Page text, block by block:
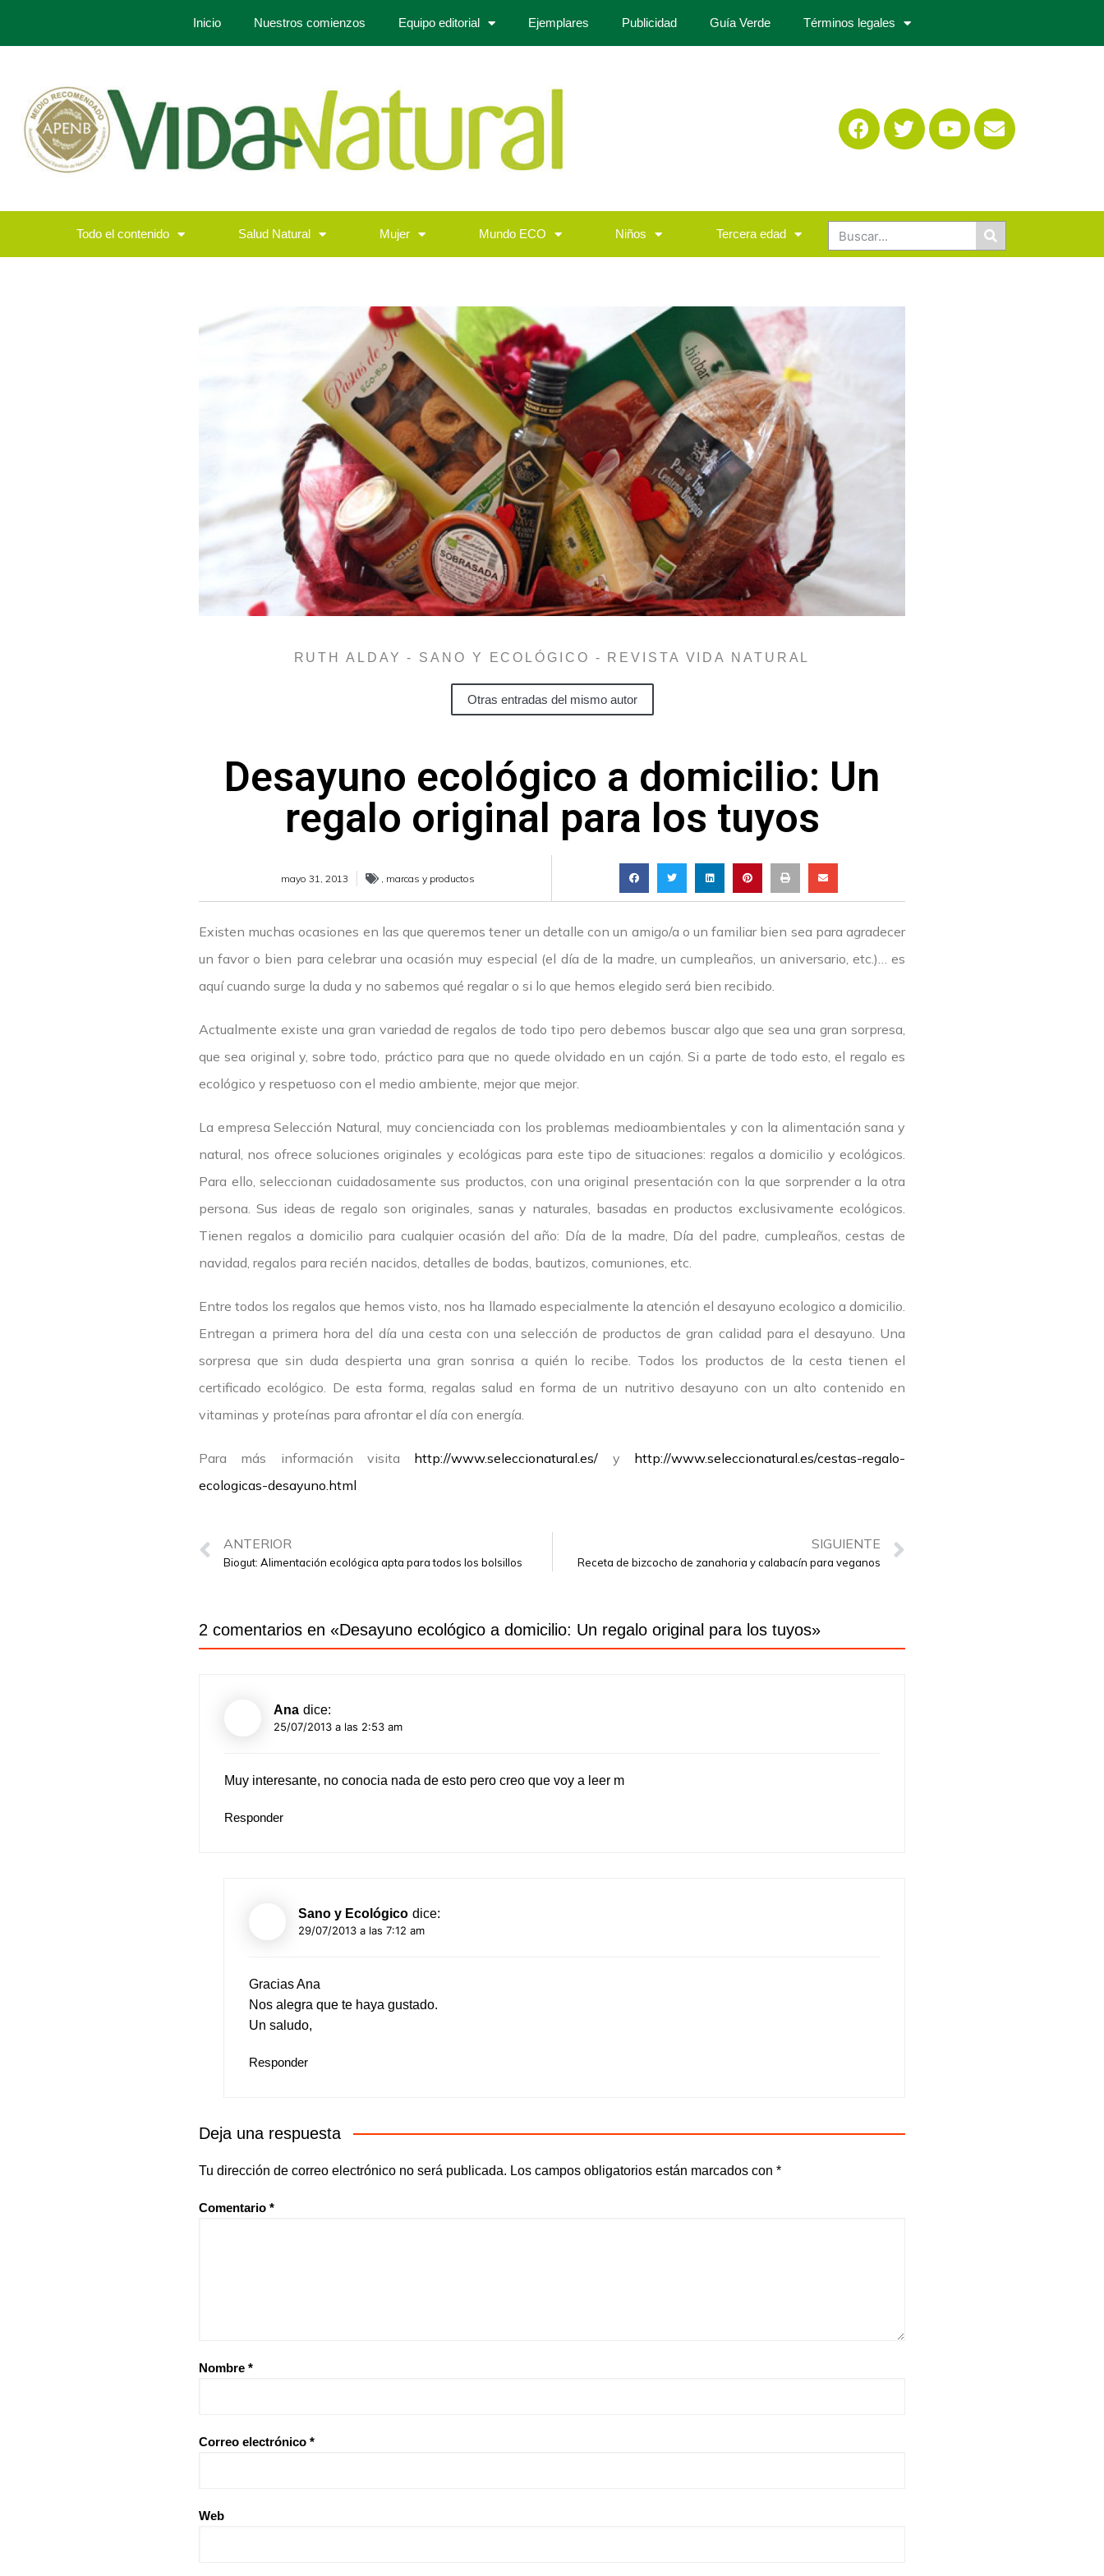
Inicio Nuestros comienzos Equipo editorial Ejemplares Publicidad Guía Verde Términos legales
Todo el contenido Salud Natural Mujer Mundo ECO Niños Tercera edad
RUTH ALDAY - SANO Y ECOLÓGICO - REVISTA VIDA NATURAL
Otras entradas del mismo autor
Desayuno ecológico a domicilio: Un
regalo original para los tuyos
mayo 31, 2013 marcas y productos
Existen muchas ocasiones en las que queremos tener un detalle con un amigo/a o un familiar bien sea para agradecer
un favor o bien para celebrar una ocasión muy especial (el día de la madre, un cumpleaños, un aniversario, etc.)… es
aquí cuando surge la duda y no sabemos qué regalar o si lo que hemos elegido será bien recibido.
Actualmente existe una gran variedad de regalos de todo tipo pero debemos buscar algo que sea una gran sorpresa,
que sea original y, sobre todo, práctico para que no quede olvidado en un cajón. Si a parte de todo esto, el regalo es
ecológico y respetuoso con el medio ambiente, mejor que mejor.
La empresa Selección Natural, muy concienciada con los problemas medioambientales y con la alimentación sana y
natural, nos ofrece soluciones originales y ecológicas para este tipo de situaciones: regalos a domicilio y ecológicos.
Para ello, seleccionan cuidadosamente sus productos, con una original presentación con la que sorprender a la otra
persona. Sus ideas de regalo son originales, sanas y naturales, basadas en productos exclusivamente ecológicos.
Tienen regalos a domicilio para cualquier ocasión del año: Día de la madre, Día del padre, cumpleaños, cestas de
navidad, regalos para recién nacidos, detalles de bodas, bautizos, comuniones, etc.
Entre todos los regalos que hemos visto, nos ha llamado especialmente la atención el desayuno ecologico a domicilio.
Entregan a primera hora del día una cesta con una selección de productos de gran calidad para el desayuno. Una
sorpresa que sin duda despierta una gran sonrisa a quién lo recibe. Todos los productos de la cesta tienen el
certificado ecológico. De esta forma, regalas salud en forma de un nutritivo desayuno con un alto contenido en
vitaminas y proteínas para afrontar el día con energía.
Para más información visita http://www.seleccionatural.es/ y http://www.seleccionatural.es/cestas-regalo-
ecologicas-desayuno.html
ANTERIOR
Biogut: Alimentación ecológica apta para todos los bolsillos
SIGUIENTE
Receta de bizcocho de zanahoria y calabacín para veganos
2 comentarios en «Desayuno ecológico a domicilio: Un regalo original para los tuyos»
Ana dice:
25/07/2013 a las 2:53 am
Muy interesante, no conocia nada de esto pero creo que voy a leer m
Responder
Sano y Ecológico dice:
29/07/2013 a las 7:12 am
Gracias Ana
Nos alegra que te haya gustado.
Un saludo,
Responder
Deja una respuesta
Tu dirección de correo electrónico no será publicada. Los campos obligatorios están marcados con *
Comentario *
Nombre *
Correo electrónico *
Web